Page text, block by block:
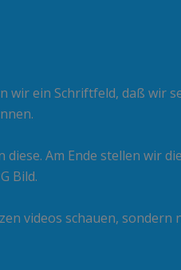
wir ein Schriftfeld, daß wir
Am Ende stellen wir
Bild.
videos schauen, sondern